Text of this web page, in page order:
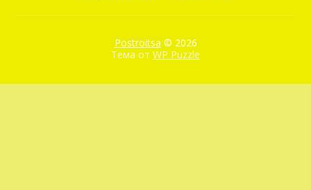
Postroitsa © 2026
Тема от WP Puzzle